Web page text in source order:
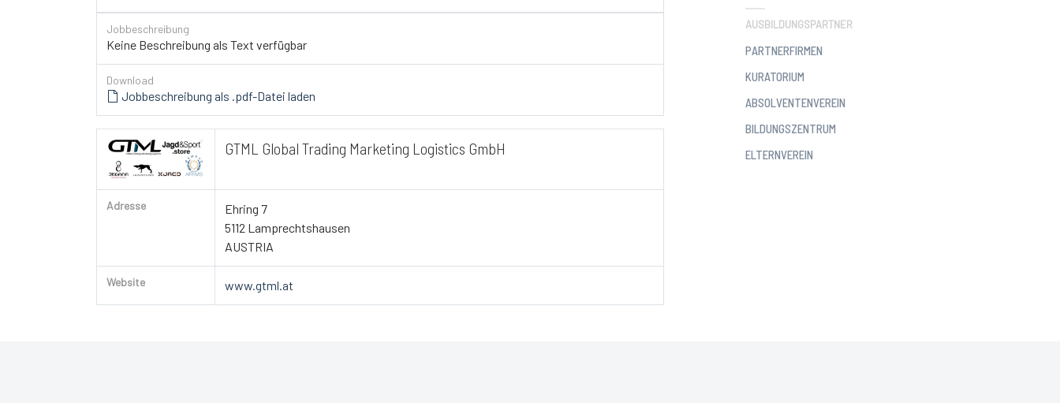
Jobbeschreibung
Keine Beschreibung als Text verfügbar
Download
Jobbeschreibung als .pdf-Datei laden
GTML Global Trading Marketing Logistics GmbH
Adresse
Ehring 7
5112 Lamprechtshausen
AUSTRIA
Website www.gtml.at
AUSBILDUNGSPARTNER
PARTNERFIRMEN
KURATORIUM
ABSOLVENTENVEREIN
BILDUNGSZENTRUM
ELTERNVEREIN